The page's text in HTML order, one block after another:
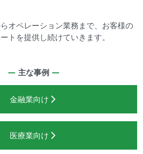
オペレーション業務まで、お客様の
トを提供し続けていきます。
主な事例
金融業向け
医療業向け